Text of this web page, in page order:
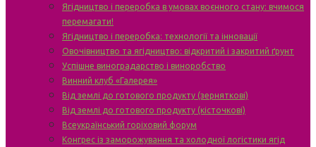
Ягідництво і переробка в умовах воєнного стану: вчимося
перемагати!
Ягідництво і переробка: технології та інновації
Овочівництво та ягідництво: відкритий і закритий ґрунт
Успішне виноградарство і виноробство
Винний клуб «Галерея»
Від землі до готового продукту (зерняткові)
Від землі до готового продукту (кісточкові)
Всеукраїнський горіховий форум
Конгрес із заморожування та холодної логістики ягід